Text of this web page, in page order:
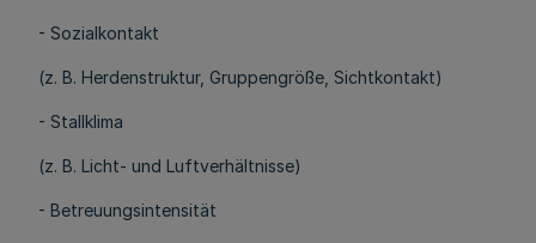
- Sozialkontakt
(z. B. Herdenstruktur, Gruppengröße, Sichtkontakt)
- Stallklima
(z. B. Licht- und Luftverhältnisse)
- Betreuungsintensität